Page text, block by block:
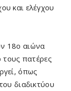
και ελέγχου
18ο αιώνα
πατέρες
όπως
διαδικτύου